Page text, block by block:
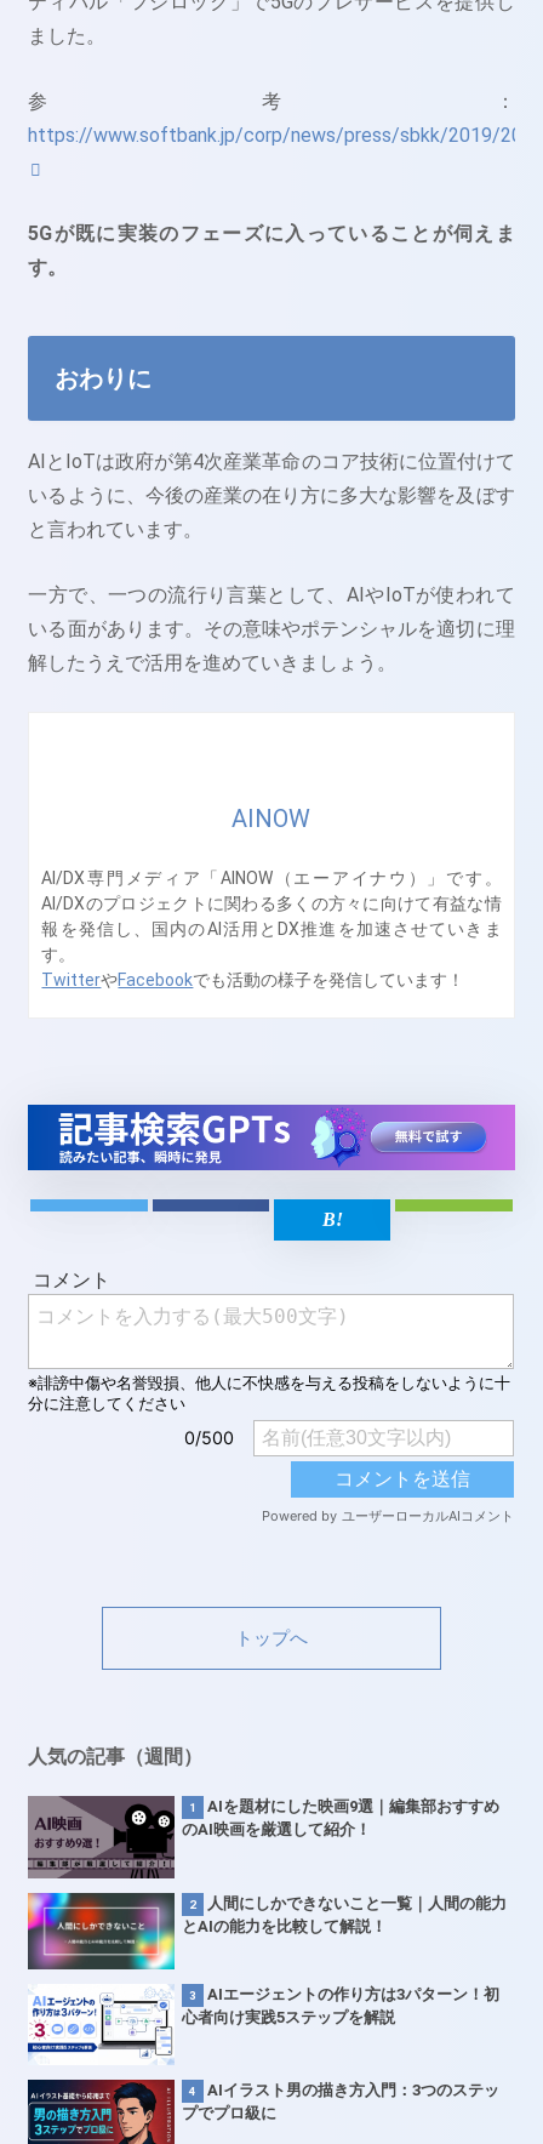
ました。
参考：
https://www.softbank.jp/corp/news/press/sbkk/2019/
5Gが既に実装のフェーズに入っていることが伺えま
す。
おわりに
AIとIoTは政府が第4次産業革命のコア技術に位置付けて
いるように、今後の産業の在り方に多大な影響を及ぼす
と言われています。
一方で、一つの流行り言葉として、AIやIoTが使われて
いる面があります。その意味やポテンシャルを適切に理
解したうえで活用を進めていきましょう。
AINOW
AI/DX専門メディア「AINOW（エーアイナウ）」です。
AI/DXのプロジェクトに関わる多くの方々に向けて有益な情
報を発信し、国内のAI活用とDX推進を加速させていきま
す。
TwitterやFacebookでも活動の様子を発信しています！
トップへ
人気の記事（週間）
AIを題材にした映画9選｜編集部おすすめ
のAI映画を厳選して紹介！
人間にしかできないこと一覧｜人間の能力
とAIの能力を比較して解説！
AIエージェントの作り方は3パターン！初
心者向け実践5ステップを解説
AIイラスト男の描き方入門：3つのステッ
プでプロ級に